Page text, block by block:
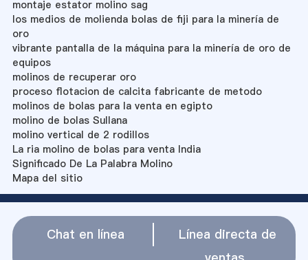
montaje estator molino sag
los medios de molienda bolas de fiji para la minería de
oro
vibrante pantalla de la máquina para la minería de oro de
equipos
molinos de recuperar oro
proceso flotacion de calcita fabricante de metodo
molinos de bolas para la venta en egipto
molino de bolas Sullana
molino vertical de 2 rodillos
La ria molino de bolas para venta India
Significado De La Palabra Molino
Mapa del sitio
Chat en línea
Línea directa de